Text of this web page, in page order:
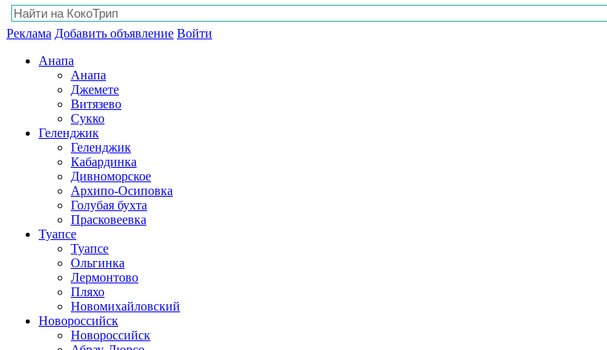
Реклама Добавить объявление Войти
Анапа
Анапа
Джемете
Витязево
Сукко
Геленджик
Геленджик
Кабардинка
Дивноморское
Архипо-Осиповка
Голубая бухта
Прасковеевка
Туапсе
Туапсе
Ольгинка
Лермонтово
Пляхо
Новомихайловский
Новороссийск
Новороссийск